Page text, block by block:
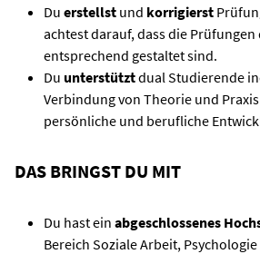
Du erstellst und korrigierst
achtest darauf, dass die
entsprechend gestaltet sind.
Du unterstütztdual Studierende
Verbindung von Theorie und
persönliche und berufliche
DAS BRINGST DU MIT
Du hast ein abgeschlossenes
Bereich Soziale Arbeit,